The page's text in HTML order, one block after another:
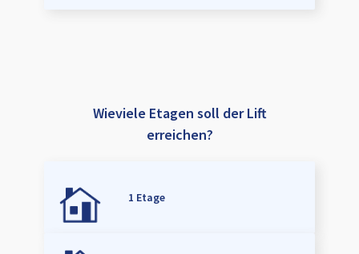
Wieviele Etagen soll der Lift
erreichen?
1 Etage